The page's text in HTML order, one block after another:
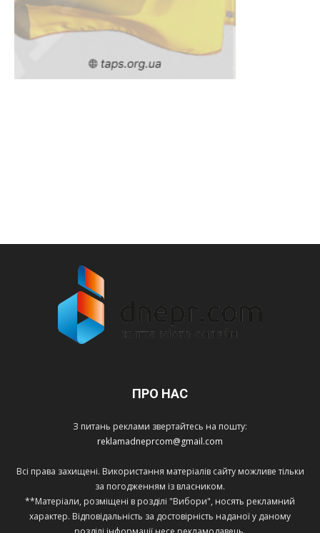
ПРО НАС
З питань реклами звертайтесь на пошту:
reklamadneprcom@gmail.com
Всі права захищені. Використання матеріалів сайту можливе тільки
за погодженням із власником.
**Матеріали, розміщені в розділі "Вибори", носять рекламний
характер. Відповідальність за достовірність наданої у даному